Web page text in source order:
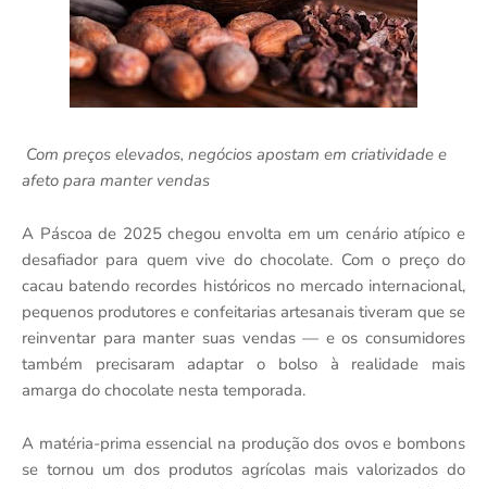
Com preços elevados, negócios apostam em criatividade e
afeto para manter vendas
A Páscoa de 2025 chegou envolta em um cenário atípico e
desafiador para quem vive do chocolate. Com o preço do
cacau batendo recordes históricos no mercado internacional,
pequenos produtores e confeitarias artesanais tiveram que se
reinventar para manter suas vendas — e os consumidores
também precisaram adaptar o bolso à realidade mais
amarga do chocolate nesta temporada.
A matéria-prima essencial na produção dos ovos e bombons
se tornou um dos produtos agrícolas mais valorizados do